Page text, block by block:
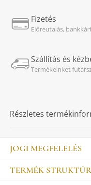
Fizetés
Előreutalás,
Szállítás és
Termékeinket
Részletes
JOGI MEGFELELÉS
Impresszum
Kapcsolat
TERMÉK